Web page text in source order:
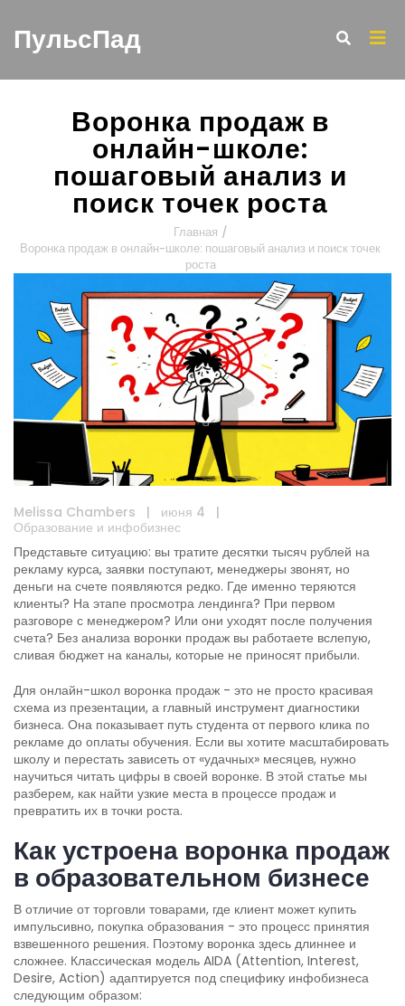
ПульсПад
Воронка продаж в
онлайн-школе:
пошаговый анализ и
поиск точек роста
Главная /
Воронка продаж в онлайн-школе: пошаговый анализ и поиск точек
роста
Melissa Chambers | июня 4
|
Образование и инфобизнес
Представьте ситуацию: вы тратите десятки тысяч рублей на
рекламу курса, заявки поступают, менеджеры звонят, но
деньги на счете появляются редко. Где именно теряются
клиенты? На этапе просмотра лендинга? При первом
разговоре с менеджером? Или они уходят после получения
счета? Без анализа воронки продаж вы работаете вслепую,
сливая бюджет на каналы, которые не приносят прибыли.
Для онлайн-школ воронка продаж - это не просто красивая
схема из презентации, а главный инструмент диагностики
бизнеса. Она показывает путь студента от первого клика по
рекламе до оплаты обучения. Если вы хотите масштабировать
школу и перестать зависеть от «удачных» месяцев, нужно
научиться читать цифры в своей воронке. В этой статье мы
разберем, как найти узкие места в процессе продаж и
превратить их в точки роста.
Как устроена воронка продаж
в образовательном бизнесе
В отличие от торговли товарами, где клиент может купить
импульсивно, покупка образования - это процесс принятия
взвешенного решения. Поэтому воронка здесь длиннее и
сложнее. Классическая модель AIDA (Attention, Interest,
Desire, Action) адаптируется под специфику инфобизнеса
следующим образом: